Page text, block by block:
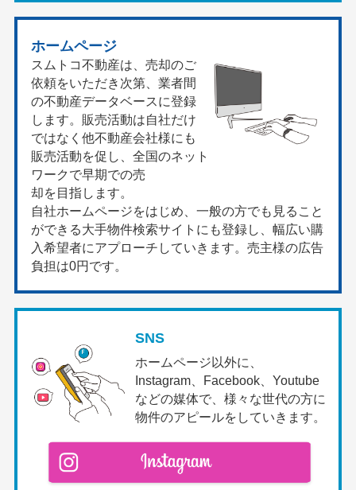
ホームページ
スムトコ不動産は、売却のご
依頼をいただき次第、業者間
の不動産データベースに登録
します。販売活動は自社だけ
ではなく他不動産会社様にも
販売活動を促し、全国のネット
ワークで早期での売
却を目指します。
自社ホームページをはじめ、一般の方でも見ること
ができる大手物件検索サイトにも登録し、幅広い購
入希望者にアプローチしていきます。売主様の広告
負担は0円です。
SNS
ホームページ以外に、
Instagram、Facebook、Youtube
などの媒体で、様々な世代の方に
物件のアピールをしていきます。